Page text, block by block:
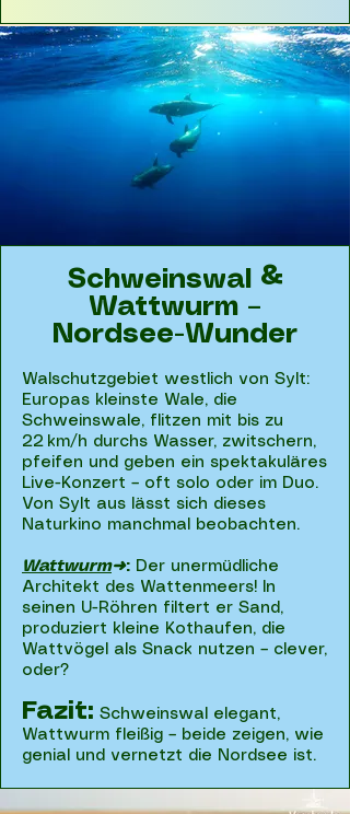
Schweinswal &
Wattwurm –
Nordsee-Wunder
Walschutzgebiet westlich von Sylt:
Europas kleinste Wale, die
Schweinswale, flitzen mit bis zu
22 km/h durchs Wasser, zwitschern,
pfeifen und geben ein spektakuläres
Live-Konzert – oft solo oder im Duo.
Von Sylt aus lässt sich dieses
Naturkino manchmal beobachten.
Wattwurm➜: Der unermüdliche
Architekt des Wattenmeers! In
seinen U-Röhren filtert er Sand,
produziert kleine Kothaufen, die
Wattvögel als Snack nutzen – clever,
oder?
Fazit: Schweinswal elegant,
Wattwurm fleißig – beide zeigen, wie
genial und vernetzt die Nordsee ist.